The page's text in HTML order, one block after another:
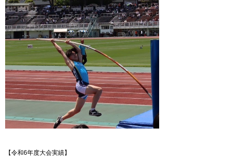
【令和6年度大会実績】